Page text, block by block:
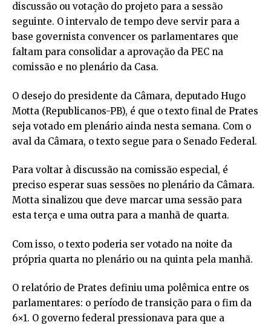
discussão ou votação do projeto para a sessão
seguinte. O intervalo de tempo deve servir para a
base governista convencer os parlamentares que
faltam para consolidar a aprovação da PEC na
comissão e no plenário da Casa.
O desejo do presidente da Câmara, deputado Hugo
Motta (Republicanos-PB), é que o texto final de Prates
seja votado em plenário ainda nesta semana. Com o
aval da Câmara, o texto segue para o Senado Federal.
Para voltar à discussão na comissão especial, é
preciso esperar suas sessões no plenário da Câmara.
Motta sinalizou que deve marcar uma sessão para
esta terça e uma outra para a manhã de quarta.
Com isso, o texto poderia ser votado na noite da
própria quarta no plenário ou na quinta pela manhã.
O relatório de Prates definiu uma polêmica entre os
parlamentares: o período de transição para o fim da
6×1. O governo federal pressionava para que a